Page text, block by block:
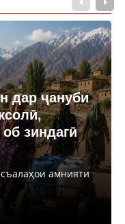
дар ҷануби
зиндагӣ
амнияти